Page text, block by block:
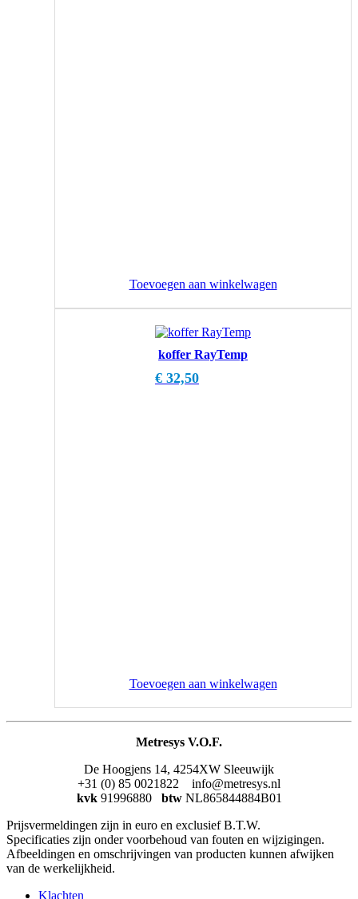
Toevoegen aan winkelwagen
koffer RayTemp
€ 32,50
Toevoegen aan winkelwagen
Metresys V.O.F.
De Hoogjens 14, 4254XW Sleeuwijk
+31 (0) 85 0021822 info@metresys.nl
kvk 91996880 btw NL865844884B01
Prijsvermeldingen zijn in euro en exclusief B.T.W.
Specificaties zijn onder voorbehoud van fouten en wijzigingen.
Afbeeldingen en omschrijvingen van producten kunnen afwijken
van de werkelijkheid.
Klachten